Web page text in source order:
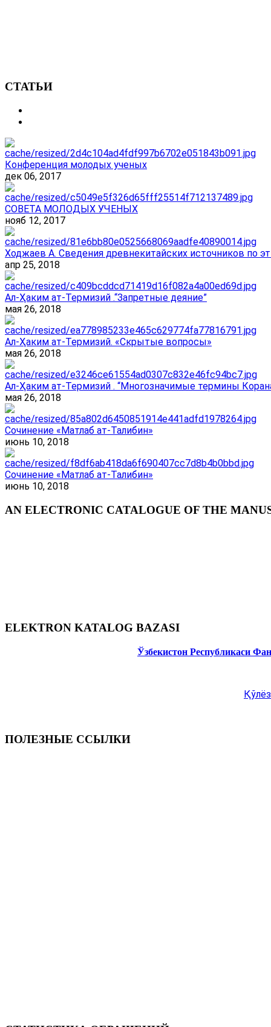
СТАТЬИ
Конференция молодых ученых
дек 06, 2017
СОВЕТА МОЛОДЫХ УЧЕНЫХ
нояб 12, 2017
Ходжаев А. Сведения древнекитайских источников по
апр 25, 2018
Ал-Ҳаким ат-Термизий .“Запретные деяние”
мая 26, 2018
Ал-Ҳаким ат-Термизий. «Скрытые вопросы»
мая 26, 2018
Ал-Ҳаким ат-Термизий . “Многозначимые термины
мая 26, 2018
Сочинение «Матлаб ат-Талибин»
июнь 10, 2018
Сочинение «Матлаб ат-Талибин»
июнь 10, 2018
AN ELECTRONIC CATALOGUE OF THE
ELEKTRON KATALOG BAZASI
Ўзбекистон Республикаси
ПОЛЕЗНЫЕ ССЫЛКИ